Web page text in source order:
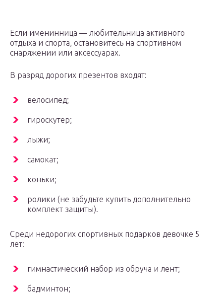
Если именинница — любительница активного
отдыха и спорта, остановитесь на спортивном
снаряжении или аксессуарах.
В разряд дорогих презентов входят:
велосипед;
гироскутер;
лыжи;
самокат;
коньки;
ролики (не забудьте купить дополнительно
комплект защиты).
Среди недорогих спортивных подарков девочке 5
лет:
гимнастический набор из обруча и лент;
бадминтон;